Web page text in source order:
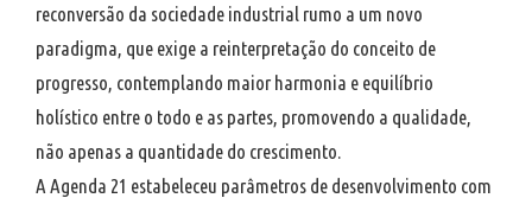
reconversão da sociedade industrial rumo a um novo
paradigma, que exige a reinterpretação do conceito de
progresso, contemplando maior harmonia e equilíbrio
holístico entre o todo e as partes, promovendo a qualidade,
não apenas a quantidade do crescimento.
A Agenda 21 estabeleceu parâmetros de desenvolvimento com